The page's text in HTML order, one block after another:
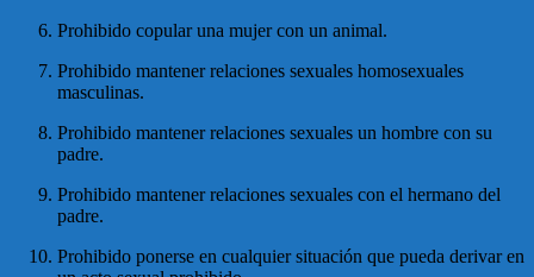
Prohibido copular una mujer con un animal.
Prohibido mantener relaciones sexuales homosexuales
masculinas.
Prohibido mantener relaciones sexuales un hombre con su
padre.
Prohibido mantener relaciones sexuales con el hermano del
padre.
Prohibido ponerse en cualquier situación que pueda derivar en